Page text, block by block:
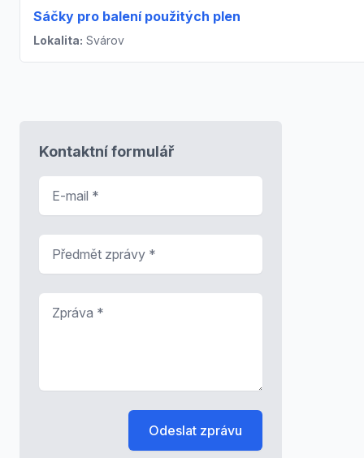
Sáčky pro balení použitých plen
Lokalita: Svárov
Kontaktní formulář
Odeslat zprávu